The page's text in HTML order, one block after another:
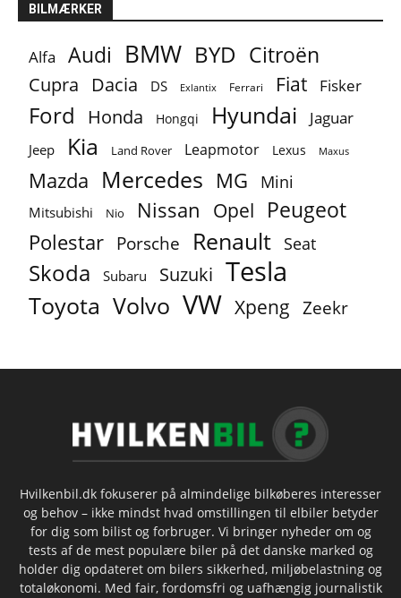
BILMÆRKER
Alfa Audi BMW BYD Citroën
Cupra Dacia DS Exlantix Ferrari Fiat Fisker
Ford Honda Hongqi Hyundai Jaguar
Jeep Kia Land Rover Leapmotor Lexus Maxus
Mazda Mercedes MG Mini
Mitsubishi Nio Nissan Opel Peugeot
Polestar Porsche Renault Seat
Skoda Subaru Suzuki Tesla
Toyota Volvo VW Xpeng Zeekr
Hvilkenbil.dk fokuserer på almindelige bilkøberes interesser
og behov – ikke mindst hvad omstillingen til elbiler betyder
for dig som bilist og forbruger. Vi bringer nyheder om og
tests af de mest populære biler på det danske marked og
holder dig opdateret om bilers sikkerhed, miljøbelastning og
totaløkonomi. Med fair, fordomsfri og uafhængig journalistik